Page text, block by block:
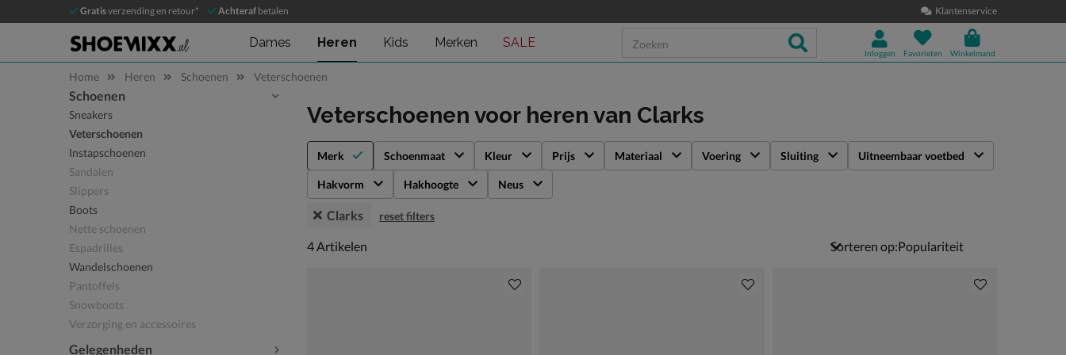
Gratisverzending en retour* Achteraf betalen Klantenservice
Dames Heren Kids Merken SALE
Inloggen Favorieten Winkelmand
Home Heren Schoenen Veterschoenen
Sla categorieën over
Schoenen
Sneakers
Veterschoenen
Instapschoenen
Sandalen
Slippers
Boots
Nette schoenen
Espadrilles
Wandelschoenen
Pantoffels
Snowboots
Verzorging en accessoires
Gelegenheden
Veterschoenen voor heren van Clarks
Merk Schoenmaat Kleur Prijs Materiaal Voering Sluiting Uitneembaar voetbed
Hakvorm Hakhoogte Neus
Clarks reset filters
4 artikelen
4Artikelen Sorteren op: